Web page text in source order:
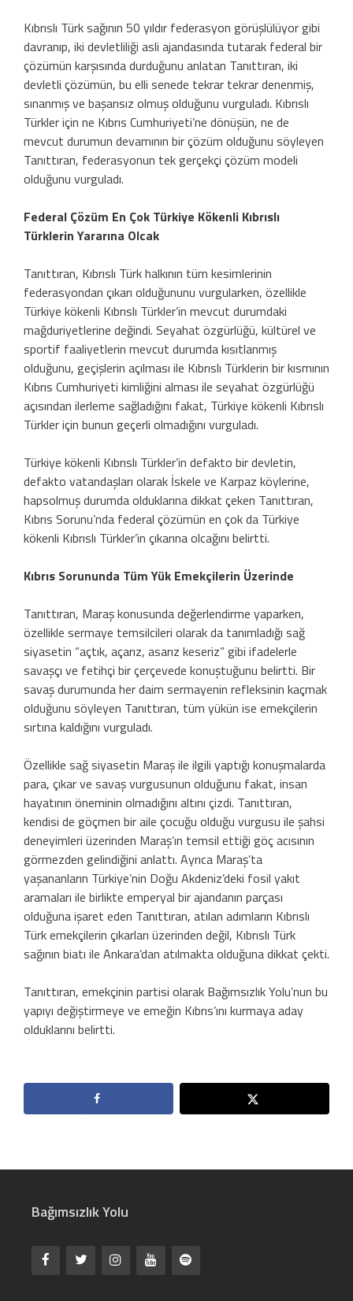
Kıbrıslı Türk sağının 50 yıldır federasyon görüşlülüyor gibi
davranıp, iki devletliliği asli ajandasında tutarak federal bir
çözümün karşısında durduğunu anlatan Tanıttıran, iki
devletli çözümün, bu elli senede tekrar tekrar denenmiş,
sınanmış ve başarısız olmuş olduğunu vurguladı. Kıbrıslı
Türkler için ne Kıbrıs Cumhuriyeti’ne dönüşün, ne de
mevcut durumun devamının bir çözüm olduğunu söyleyen
Tanıttıran, federasyonun tek gerçekçi çözüm modeli
olduğunu vurguladı.
Federal Çözüm En Çok Türkiye Kökenli Kıbrıslı
Türklerin Yararına Olcak
Tanıttıran, Kıbrıslı Türk halkının tüm kesimlerinin
federasyondan çıkarı olduğununu vurgularken, özellikle
Türkiye kökenli Kıbrıslı Türkler’in mevcut durumdaki
mağduriyetlerine değindi. Seyahat özgürlüğü, kültürel ve
sportif faaliyetlerin mevcut durumda kısıtlanmış
olduğunu, geçişlerin açılması ile Kıbrıslı Türklerin bir kısmının
Kıbrıs Cumhuriyeti kimliğini alması ile seyahat özgürlüğü
açısından ilerleme sağladığını fakat, Türkiye kökenli Kıbrıslı
Türkler için bunun geçerli olmadığını vurguladı.
Türkiye kökenli Kıbrıslı Türkler’in defakto bir devletin,
defakto vatandaşları olarak İskele ve Karpaz köylerine,
hapsolmuş durumda olduklarına dikkat çeken Tanıttıran,
Kıbrıs Sorunu’nda federal çözümün en çok da Türkiye
kökenli Kıbrıslı Türkler’in çıkarına olcağını belirtti.
Kıbrıs Sorununda Tüm Yük Emekçilerin Üzerinde
Tanıttıran, Maraş konusunda değerlendirme yaparken,
özellikle sermaye temsilcileri olarak da tanımladığı sağ
siyasetin “açtık, açarız, asarız keseriz” gibi ifadelerle
savaşçı ve fetihçi bir çerçevede konuştuğunu belirtti. Bir
savaş durumunda her daim sermayenin refleksinin kaçmak
olduğunu söyleyen Tanıttıran, tüm yükün ise emekçilerin
sırtına kaldığını vurguladı.
Özellikle sağ siyasetin Maraş ile ilgili yaptığı konuşmalarda
para, çıkar ve savaş vurgusunun olduğunu fakat, insan
hayatının öneminin olmadığını altını çizdi. Tanıttıran,
kendisi de göçmen bir aile çocuğu olduğu vurgusu ile şahsi
deneyimleri üzerinden Maraş’ın temsil ettiği göç acısının
görmezden gelindiğini anlattı. Ayrıca Maraş’ta
yaşananların Türkiye’nin Doğu Akdeniz’deki fosil yakıt
aramaları ile birlikte emperyal bir ajandanın parçası
olduğuna işaret eden Tanıttıran, atılan adımların Kıbrıslı
Türk emekçilerin çıkarları üzerinden değil, Kıbrıslı Türk
sağının biatı ile Ankara’dan atılmakta olduğuna dikkat çekti.
Tanıttıran, emekçinin partisi olarak Bağımsızlık Yolu’nun bu
yapıyı değiştirmeye ve emeğin Kıbrıs’ını kurmaya aday
olduklarını belirtti.
Bağımsızlık Yolu